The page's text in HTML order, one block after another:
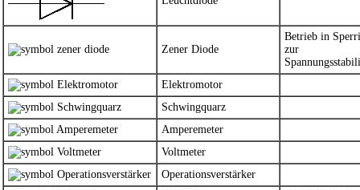
Zener Diode
Betrieb in
zur
Elektromotor
Schwingquarz
Amperemeter
Voltmeter
Operationsverstärker